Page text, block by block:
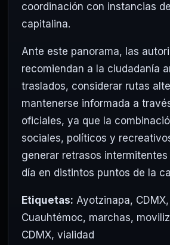
coordinación con instancias
capitalina.
Ante este panorama, las
recomiendan a la ciudadanía
traslados, considerar rutas
mantenerse informada a
oficiales, ya que la
sociales, políticos y
generar retrasos intermitentes
día en distintos puntos de la
Etiquetas: Ayotzinapa, CDMX,
Cuauhtémoc, marchas,
CDMX, vialidad